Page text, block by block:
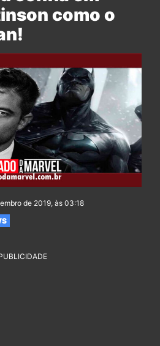
como o
de 2019, às 03:18